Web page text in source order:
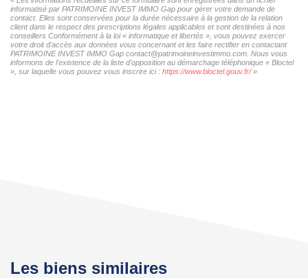
informatisé par PATRIMOINE INVEST IMMO Gap pour gérer votre demande de
contact. Elles sont conservées pour la durée nécessaire à la gestion de la relation
client dans le respect des prescriptions légales applicables et sont destinées à nos
conseillers Conformément à la loi « informatique et libertés », vous pouvez exercer
votre droit d'accès aux données vous concernant et les faire rectifier en contactant
PATRIMOINE INVEST IMMO Gap contact@patrimoineinvestimmo.com. Nous vous
informons de l'existence de la liste d'opposition au démarchage téléphonique « Bloctel
», sur laquelle vous pouvez vous inscrire ici : https://www.bloctel.gouv.fr/»
Les biens similaires